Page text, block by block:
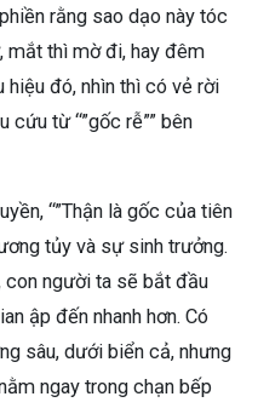
rằng sao dạo này tóc
mắt thì mờ đi, hay đêm
đó, nhìn thì có vẻ rời
từ “”gốc rễ”” bên
“”Thận là gốc của tiên
tủy và sự sinh trưởng.
con người ta sẽ bắt đầu
ập đến nhanh hơn. Có
sâu, dưới biển cả, nhưng
ngay trong chạn bếp